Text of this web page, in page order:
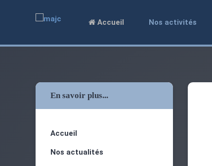
Accueil Nos activités
En savoir plus...
Accueil
Nos actualités